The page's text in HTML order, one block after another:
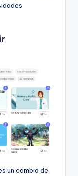
un cambio de